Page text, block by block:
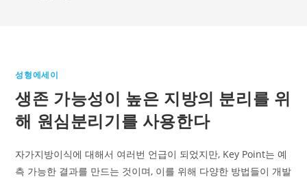
성형에세이
생존 가능성이 높은 지방의 분리를 위
해 원심분리기를 사용한다
자가지방이식에 대해서 여러번 언급이 되었지만, Key Point는 예
측 가능한 결과를 만드는 것이며, 이를 위해 다양한 방법들이 개발